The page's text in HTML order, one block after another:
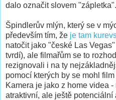
dalo označit slovem "zápletka".
Špindlerův mlýn, který se v
především tím, že je tam
natočit jako "české Las
tvrdí), ale filmařům se to
rezignovali i na ty
pomocí kterých by se mohl
Kamera je jako z home videa
atraktivní, ale ještě potenciální